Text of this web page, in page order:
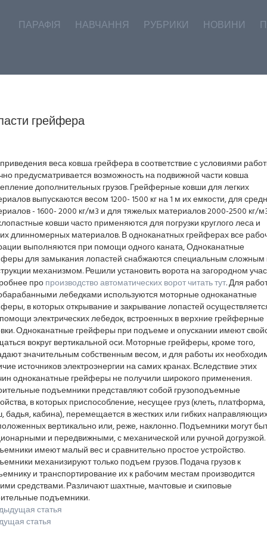
ПАРАФІЯ НАВЧАННЯ РУБРИКИ НОВИНИ
грейфера
веса ковша грейфера в соответствие с условиями
предусматривается возможность на подвижной части ковша
дополнительных грузов. Грейферные ковши для легких
выпускаются весом 1200- 1500 кг на 1 м их емкости, для
- 1600- 2000 кг/м3 и для тяжелых материалов 2000-2500 кг/
ковши часто применяются для погрузки круглого леса и
длинномерных материалов. В одноканатных грейферах все
выполняются при помощи одного каната, Одноканатные
для замыкания лопастей снабжаются специальным сложным
механизмом. Решили установить ворота на загородном
пропроизводство автоматических ворот читать тут. Для
лебедками используются моторные одноканатные
в которых открывание и закрывание лопастей
электрических лебедок, встроенных в верхние грейферные
Одноканатные грейферы при подъеме и опускании имеют
вокруг вертикальной оси. Моторные грейферы, кроме того,
значительным собственным весом, и для работы их
источников электроэнергии на самих кранах. Вследствие этих
одноканатные грейферы не получили широкого применения.
подъемники представляют собой грузоподъемные
в которых приспособление, несущее груз (клеть, платформа,
бадья, кабина), перемещается в жестких или гибких
вертикально или, реже, наклонно. Подъемники могут
и передвижными, с механической или ручной догрузкой.
имеют малый вес и сравнительно простое устройство.
механизируют только подъем грузов. Подача грузов к
и транспортирование их к рабочим местам производится
средствами. Различают шахтные, мачтовые и скиповые
подъемники.
статья
статья